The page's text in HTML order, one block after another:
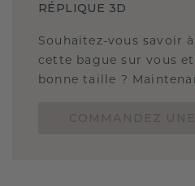
RÉPLIQUE 3D
Souhaitez-vous savoir
cette bague sur vous
bonne taille ?